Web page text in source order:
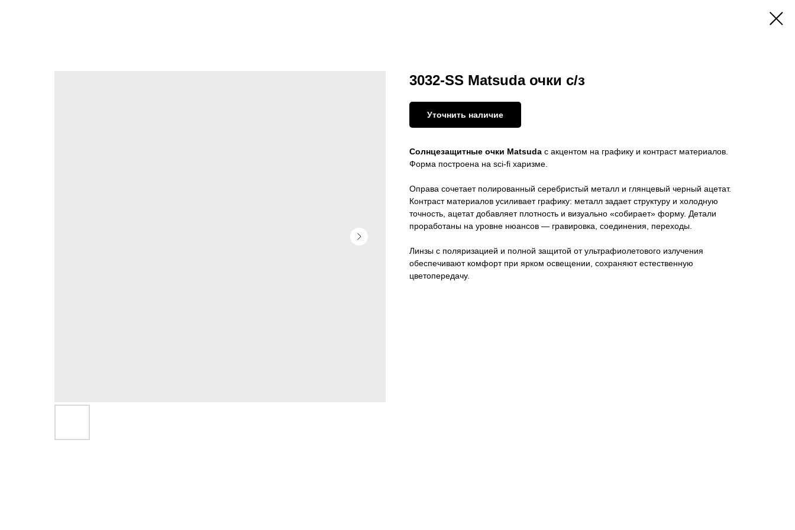
3032-SS Matsuda очки с/з
Уточнить наличие
Солнцезащитные очки Matsuda с акцентом на графику и контраст материалов.
Форма построена на sci-fi харизме.
Оправа сочетает полированный серебристый металл и глянцевый черный ацетат.
Контраст материалов усиливает графику: металл задает структуру и холодную
точность, ацетат добавляет плотность и визуально «собирает» форму. Детали
проработаны на уровне нюансов — гравировка, соединения, переходы.
Линзы с поляризацией и полной защитой от ультрафиолетового излучения
обеспечивают комфорт при ярком освещении, сохраняют естественную
цветопередачу.